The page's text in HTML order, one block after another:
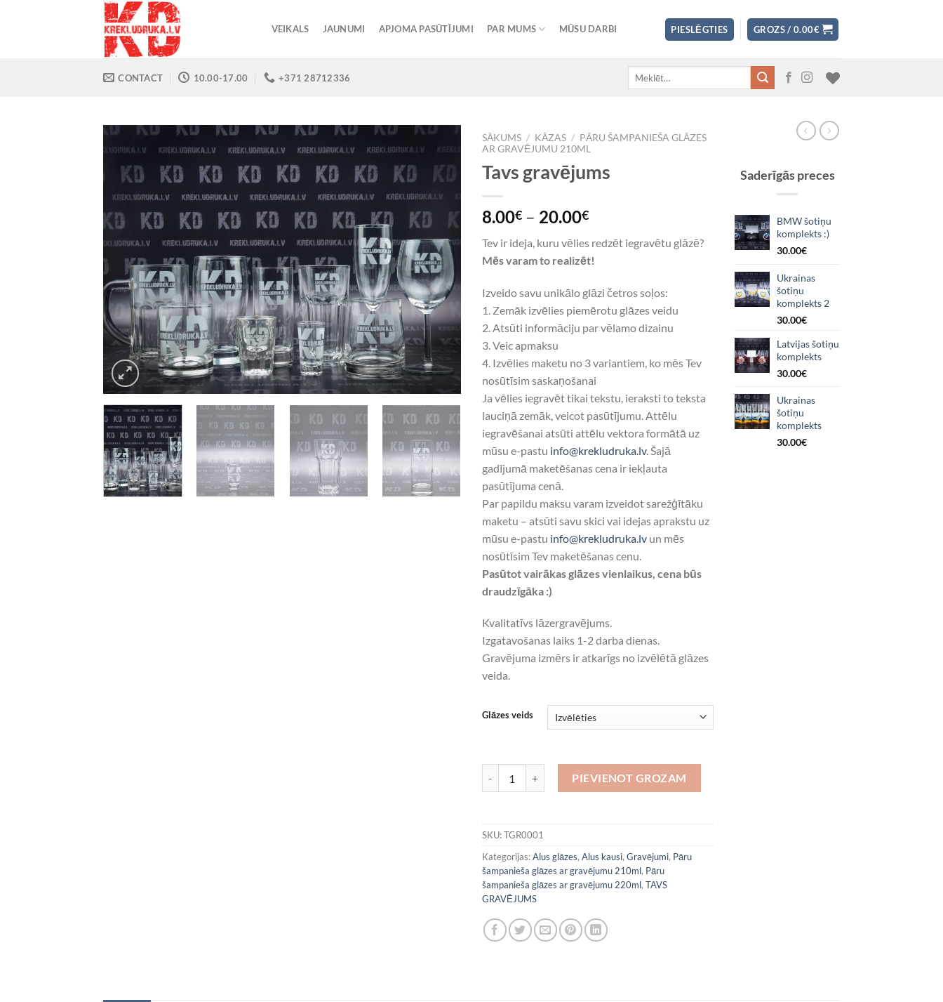
VEIKALS JAUNUMI APJOMA PASŪTĪJUMI PAR MUMS MŪSU DARBI PIESLĒGTIES GROZS /0.00€
CONTACT 10.00-17.00 +371 28712336
Add to
Wishlist
SĀKUMS / KĀZAS / PĀRU ŠAMPANIEŠA GLĀZES
AR GRAVĒJUMU 210ML
Tavs gravējums
8.00€ – 20.00€
Tev ir ideja, kuru vēlies redzēt iegravētu glāzē?
Mēs varam to realizēt!
Izveido savu unikālo glāzi četros soļos:
1. Zemāk izvēlies piemērotu glāzes veidu
2. Atsūti informāciju par vēlamo dizainu
3. Veic apmaksu
4. Izvēlies maketu no 3 variantiem, ko mēs Tev
nosūtīsim saskaņošanai
Ja vēlies iegravēt tikai tekstu, ieraksti to teksta
lauciņā zemāk, veicot pasūtījumu. Attēlu
iegravēšanai atsūti attēlu vektora formātā uz
mūsu e-pastu info@krekludruka.lv. Šajā
gadījumā maketēšanas cena ir iekļauta
pasūtījuma cenā.
Par papildu maksu varam izveidot sarežģītāku
maketu – atsūti savu skici vai idejas aprakstu uz
mūsu e-pastu info@krekludruka.lv un mēs
nosūtīsim Tev maketēšanas cenu.
Pasūtot vairākas glāzes vienlaikus, cena būs
draudzīgāka :)
Kvalitatīvs lāzergravējums.
Izgatavošanas laiks 1-2 darba dienas.
Gravējuma izmērs ir atkarīgs no izvēlētā glāzes
veida.
Glāzes veids
PIEVIENOT GROZAM
SKU:TGR0001
Kategorijas:Alus glāzes, Alus kausi, Gravējumi, Pāru
šampanieša glāzes ar gravējumu 210ml, Pāru
šampanieša glāzes ar gravējumu 220ml, TAVS
GRAVĒJUMS
Saderīgās preces
BMW šotiņu
komplekts :)
30.00€
Ukrainas
šotiņu
komplekts 2
30.00€
Latvijas šotiņu
komplekts
30.00€
Ukrainas
šotiņu
komplekts
30.00€